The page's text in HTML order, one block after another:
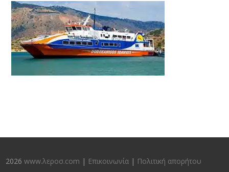
2026www.λεροσ.com | Επικοινωνία | Πολιτική απορήτου